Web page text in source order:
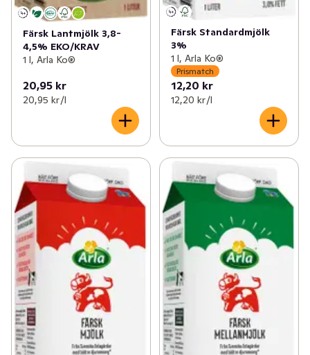
Färsk Lantmjölk 3,8-
4,5% EKO/KRAV
1 l, Arla Ko®
20,95 kr
20,95 kr /l
Färsk Standardmjölk
3%
1 l, Arla Ko®
Prismatch
12,20 kr
12,20 kr /l